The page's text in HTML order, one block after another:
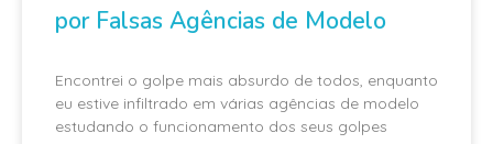
por Falsas Agências de Modelo
Encontrei o golpe mais absurdo de todos, enquanto
eu estive infiltrado em várias agências de modelo
estudando o funcionamento dos seus golpes